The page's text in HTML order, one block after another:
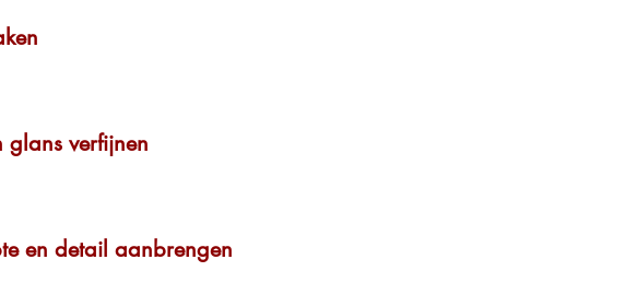
glans verfijnen
en detail aanbrengen